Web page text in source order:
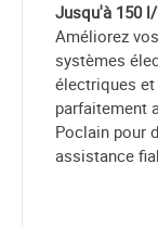
Jusqu'à 150
Améliorez
systèmes
électriques
parfaitement
Poclain pour
assistance